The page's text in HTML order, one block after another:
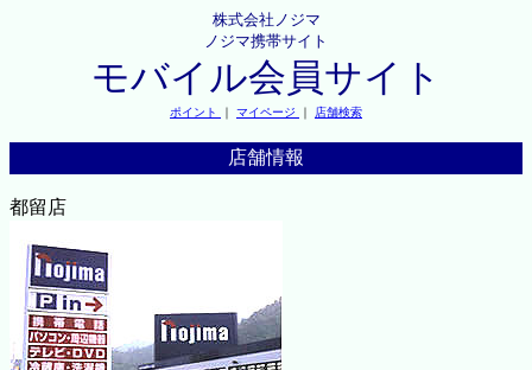
株式会社ノジマ
ノジマ携帯サイト
モバイル会員サイト
ポイント ｜ マイページ ｜ 店舗検索
店舗情報
都留店